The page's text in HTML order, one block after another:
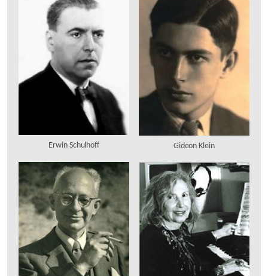
Erwin Schulhoff Gideon Klein